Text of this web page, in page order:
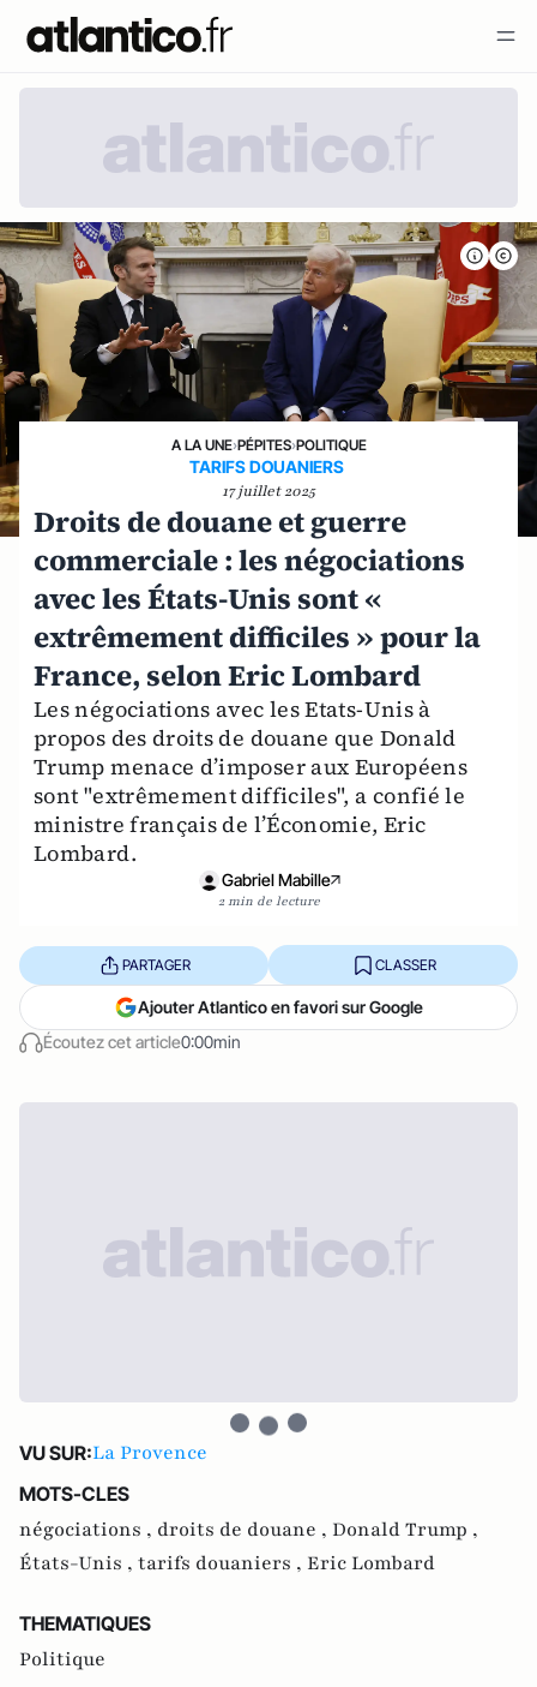
A LA UNE›PÉPITES›POLITIQUE
TARIFS DOUANIERS
17 juillet 2025
Droits de douane et guerre
commerciale : les négociations
avec les États-Unis sont «
extrêmement difficiles » pour la
France, selon Eric Lombard
Les négociations avec les Etats-Unis à
propos des droits de douane que Donald
Trump menace d’imposer aux Européens
sont "extrêmement difficiles", a confié le
ministre français de l’Économie, Eric
Lombard.
Gabriel Mabille
2 min de lecture
Écoutez cet article0:00min
PARTAGER CLASSER
Ajouter Atlantico en favori sur Google
VU SUR:La Provence
MOTS-CLES
négociations , droits de douane , Donald Trump ,
États-Unis , tarifs douaniers , Eric Lombard
THEMATIQUES
Politique